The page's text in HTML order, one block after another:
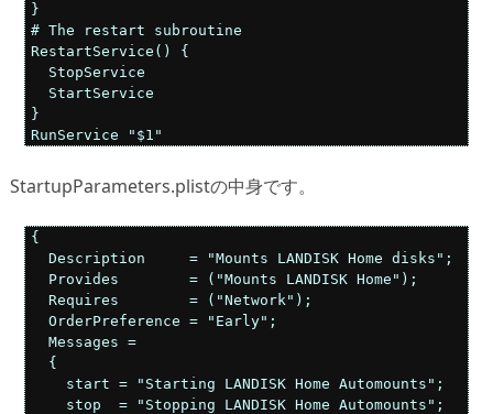
}
# The restart subroutine
RestartService() {
StopService
StartService
}
RunService "$1"
StartupParameters.plistの中身です。
{
Description     = "Mounts LANDISK Home disks";
Provides        = ("Mounts LANDISK Home");
Requires        = ("Network");
OrderPreference = "Early";
Messages =
{
start = "Starting LANDISK Home Automounts";
stop  = "Stopping LANDISK Home Automounts";